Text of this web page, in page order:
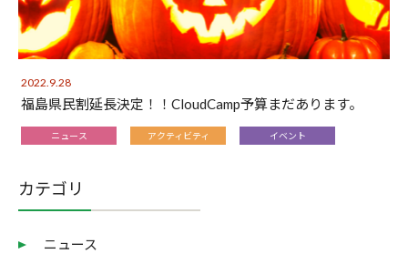
2022.9.28
福島県民割延長決定！！CloudCamp予算まだあります。
ニュース アクティビティ イベント
カテゴリ
ニュース